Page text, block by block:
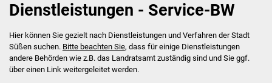
Ausschüsse
Ratsinformationssystem
Jugendbeirat
Dienstleistungen - Service-BW
Hier können Sie gezielt nach Dienstleistungen und Verfahren der Stadt
Süßen suchen. Bitte beachten Sie, dass für einige Dienstleistungen
andere Behörden wie z.B. das Landratsamt zuständig sind und Sie ggf.
über einen Link weitergeleitet werden.